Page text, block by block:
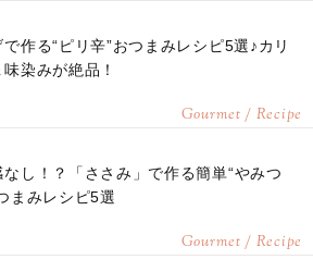
作る“ピリ辛”おつまみレシピ5選♪カリ
染みが絶品！
Gourmet / Recipe
なし！？「ささみ」で作る簡単“やみつ
まみレシピ5選
Gourmet / Recipe